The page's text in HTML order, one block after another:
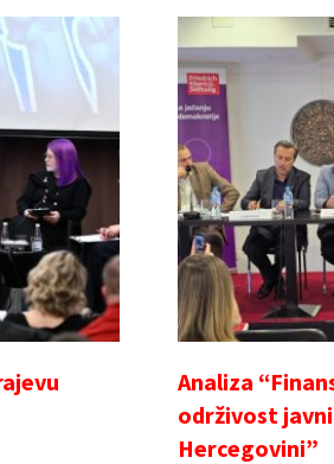
Analiza
održivost
Hercegovini”